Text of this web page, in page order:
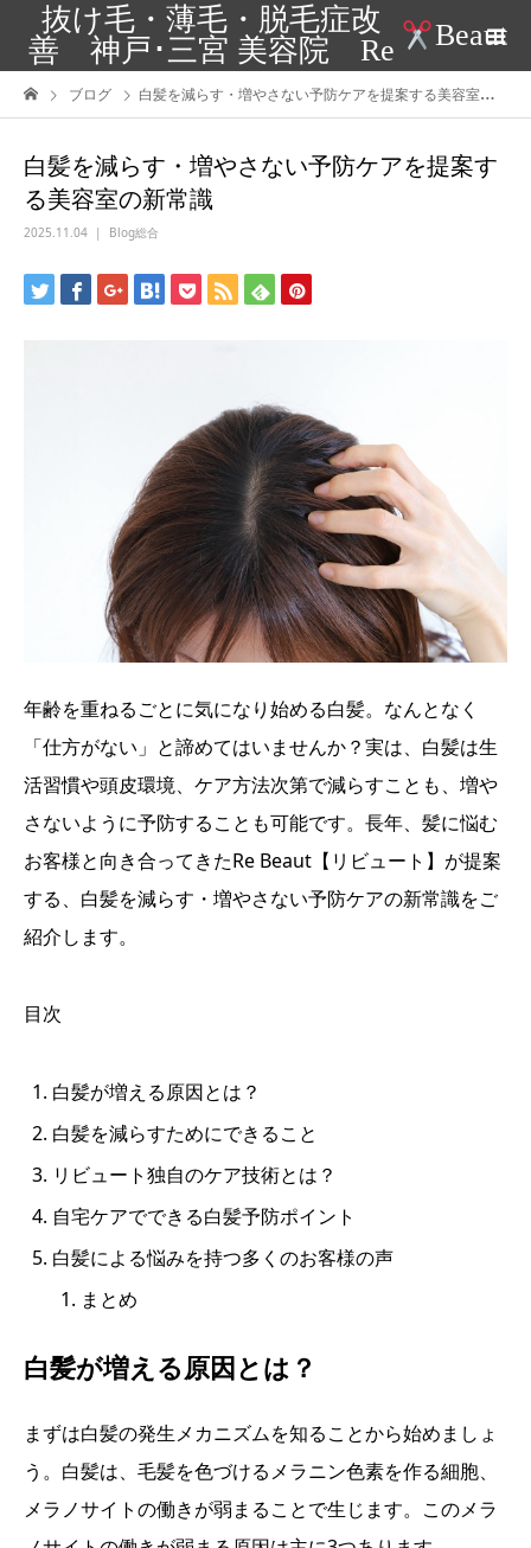
抜け毛・薄毛・脱毛症改
善 神戸･三宮 美容院 Re
Beaut
ブログ 白髪を減らす・増やさない予防ケアを提案する美容室の新常識
白髪を減らす・増やさない予防ケアを提案す
る美容室の新常識
2025.11.04 Blog総合
年齢を重ねるごとに気になり始める白髪。なんとなく
「仕方がない」と諦めてはいませんか？実は、白髪は生
活習慣や頭皮環境、ケア方法次第で減らすことも、増や
さないように予防することも可能です。長年、髪に悩む
お客様と向き合ってきたRe Beaut【リビュート】が提案
する、白髪を減らす・増やさない予防ケアの新常識をご
紹介します。
目次
白髪が増える原因とは？
白髪を減らすためにできること
リビュート独自のケア技術とは？
自宅ケアでできる白髪予防ポイント
白髪による悩みを持つ多くのお客様の声
まとめ
白髪が増える原因とは？
まずは白髪の発生メカニズムを知ることから始めましょ
う。白髪は、毛髪を色づけるメラニン色素を作る細胞、
メラノサイトの働きが弱まることで生じます。このメラ